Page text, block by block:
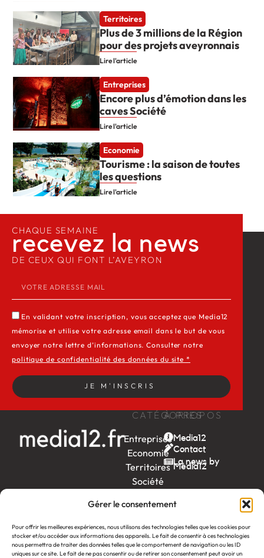
Gérer le consentement
Pour offrir les meilleures expériences, nous utilisons des technologies telles que les cookies pour
stocker et/ou accéder aux informations des appareils. Le fait de consentir à ces technologies
nous permettra de traiter des données telles que le comportement de navigation ou les ID
uniques sur ce site. Le fait de ne pas consentir ou de retirer son consentement peut avoir un
Territoires
Plus de 3 millions de la Région
pour des projets aveyronnais
Lire l'article
Entreprises
Encore plus d’émotion dans les
caves Société
Lire l'article
Economie
Tourisme : la saison de toutes
les questions
Lire l'article
CATÉGORIES
Entreprises
Economie
Territoires
Société
end
Ambition
by EDF
À PROPOS
Media12
Contact
La news by
Média12
CHAQUE SEMAINE
recevez la news​
DE CEUX QUI FONT L’AVEYRON
En validant votre inscription, vous acceptez que Media12
mémorise et utilise votre adresse email dans le but de vous
envoyer notre lettre d’informations. Consulter notre
politique de confidentialité des données du site *
JE M'INSCRIS